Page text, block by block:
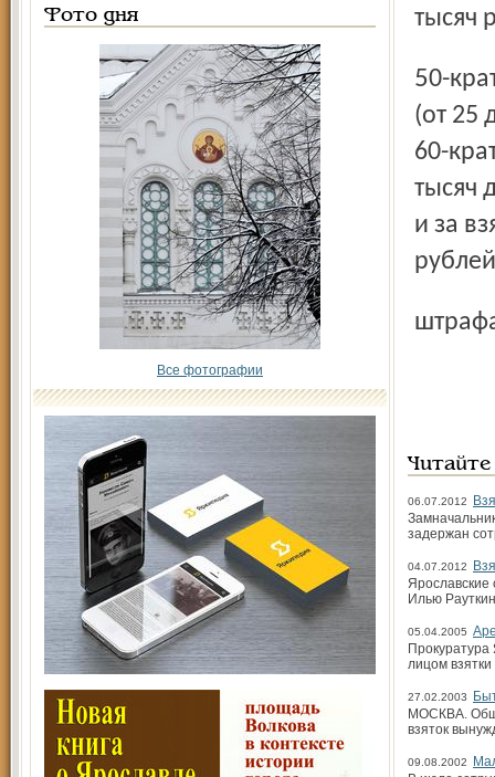
Фото дня
Все фотографии
тысяч
50-кратной суммы взятки; взятка в значительном размере
(от 25
60-
тысяч
и за
06.07.2012
задержан
04.07.2012
Ярославские
Илью
05.04.2005
лицом
27.02.2003
МОСКВА.
взяток
09.08.2002